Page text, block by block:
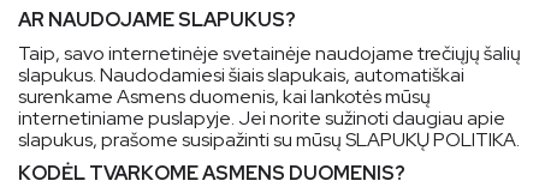
AR NAUDOJAME SLAPUKUS?
Taip, savo internetinėje svetainėje naudojame trečiųjų šalių
slapukus. Naudodamiesi šiais slapukais, automatiškai
surenkame Asmens duomenis, kai lankotės mūsų
internetiniame puslapyje. Jei norite sužinoti daugiau apie
slapukus, prašome susipažinti su mūsų SLAPUKŲ POLITIKA.
KODĖL TVARKOME ASMENS DUOMENIS?